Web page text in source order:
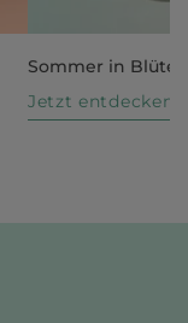
Sommer in Blüte
Jetzt entdecken